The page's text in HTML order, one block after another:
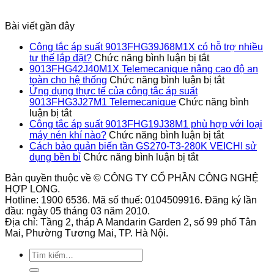
Bài viết gần đây
Công tắc áp suất 9013FHG39J68M1X có hỗ trợ nhiều
tư thế lắp đặt? Chức năng bình luận bị tắtở
Công
tắc
suất
có
hỗ
trợ
thế
đặt?
9013FHG42J40M1X Telemecanique nâng cao độ an
toàn cho hệ thống Chức năng bình luận bị tắtở
cao
độ
an
hệ
Ứng dụng thực tế của công tắc áp suất
9013FHG3J27M1 Telemecanique Chức năng bình
luận bị tắtở
Ứng
dụng
thực
tế
công
áp
suất
9013FHG3J27M1
Telemecanique
Công tắc áp suất 9013FHG19J38M1 phù hợp với loại
máy nén khí nào? Chức năng bình luận bị tắtở
Công
suất
phù
với
Cách bảo quản biến tần GS270-T3-280K VEICHI sử
dụng bền bỉ Chức năng bình luận bị tắtở
bảo
biến
GS270-
Bản quyền thuộc về © CÔNG TY CỔ PHẦN CÔNG NGHỆ
HỢP LONG.
Hotline: 1900 6536. Mã số thuế: 0104509916. Đăng ký lần
đầu: ngày 05 tháng 03 năm 2010.
Địa chỉ: Tầng 2, tháp A Mandarin Garden 2, số 99 phố Tân
Mai, Phường Tương Mai, TP. Hà Nội.
Tìm
kiếm: